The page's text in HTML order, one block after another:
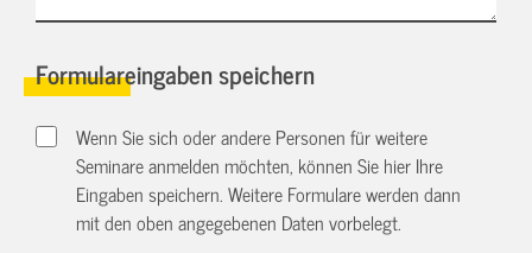
Formulareingaben speichern
Wenn Sie sich oder andere Personen für weitere
Seminare anmelden möchten, können Sie hier Ihre
Eingaben speichern. Weitere Formulare werden dann
mit den oben angegebenen Daten vorbelegt.